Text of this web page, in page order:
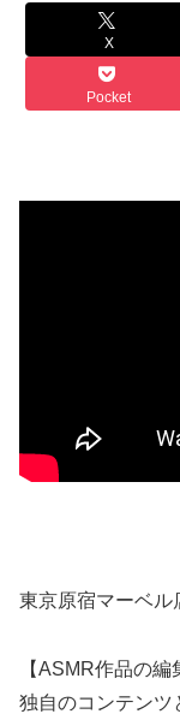
X
Pocket
東京原宿マーベル
【ASMR作品の編
独自のコンテンツ